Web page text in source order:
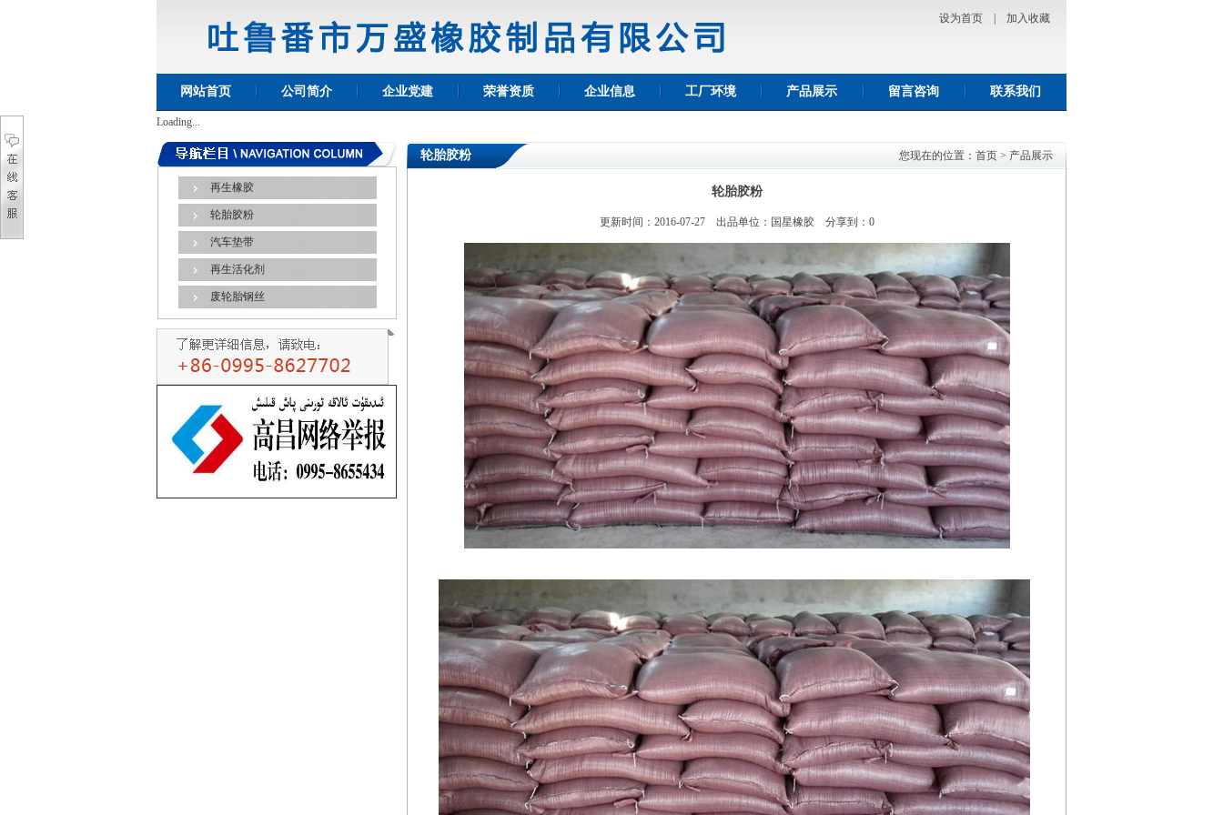
设为首页 加入收藏
网站首页 公司简介 企业党建 荣誉资质 企业信息 工厂环境 产品展示 留言咨询 联系我们
Loading...
再生橡胶
轮胎胶粉
汽车垫带
再生活化剂
废轮胎钢丝
轮胎胶粉 您现在的位置： 首页 > 产品展示
轮胎胶粉
更新时间：2016-07-27 出品单位：国星橡胶 分享到： 0